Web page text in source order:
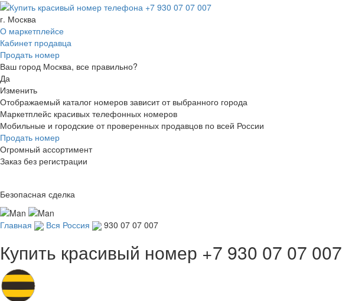
г. Москва
О маркетплейсе
Кабинет продавца
Продать номер
Ваш город Москва, все правильно?
Да
Изменить
Отображаемый каталог номеров зависит от выбранного города
Маркетплейс красивых телефонных номеров
Мобильные и городские от проверенных продавцов по всей России
Продать номер
Огромный ассортимент
Заказ без регистрации
Безопасная сделка
Главная Вся Россия 930 07 07 007
Купить красивый номер +7 930 07 07 007